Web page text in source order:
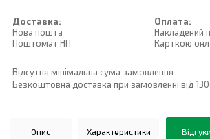
Доставка:
Нова пошта
Поштомат НП
Оплата:
Накладений
Карткою
Відсутня мінімальна сума замовлення
Безкоштовна доставка при замовленні від
Опис Характеристики Відгуки